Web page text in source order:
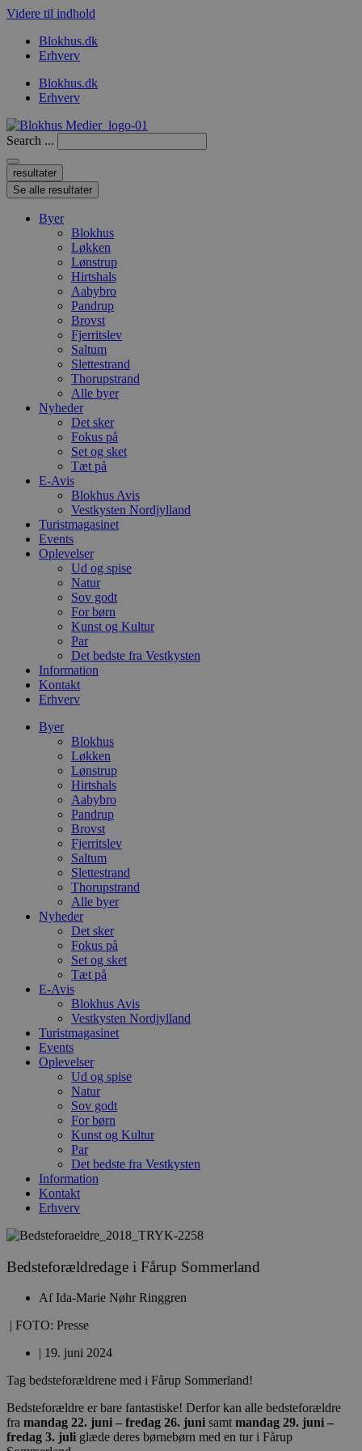
Videre til indhold
Blokhus.dk
Erhverv
Blokhus.dk
Erhverv
Search ...
resultater
Se alle resultater
Byer
Blokhus
Løkken
Lønstrup
Hirtshals
Aabybro
Pandrup
Brovst
Fjerritslev
Saltum
Slettestrand
Thorupstrand
Alle byer
Nyheder
Det sker
Fokus på
Set og sket
Tæt på
E-Avis
Blokhus Avis
Vestkysten Nordjylland
Turistmagasinet
Events
Oplevelser
Ud og spise
Natur
Sov godt
For børn
Kunst og Kultur
Par
Det bedste fra Vestkysten
Information
Kontakt
Erhverv
Byer
Blokhus
Løkken
Lønstrup
Hirtshals
Aabybro
Pandrup
Brovst
Fjerritslev
Saltum
Slettestrand
Thorupstrand
Alle byer
Nyheder
Det sker
Fokus på
Set og sket
Tæt på
E-Avis
Blokhus Avis
Vestkysten Nordjylland
Turistmagasinet
Events
Oplevelser
Ud og spise
Natur
Sov godt
For børn
Kunst og Kultur
Par
Det bedste fra Vestkysten
Information
Kontakt
Erhverv
Bedsteforældredage i Fårup Sommerland
AfIda-Marie Nøhr Ringgren
| FOTO: Presse
| 19. juni 2024
Tag bedsteforældrene med i Fårup Sommerland!
Bedsteforældre er bare fantastiske! Derfor kan alle bedsteforældre
fra mandag 22. juni – fredag 26. juni samtmandag 29. juni –
fredag 3. juli glæde deres børnebørn med en tur i Fårup